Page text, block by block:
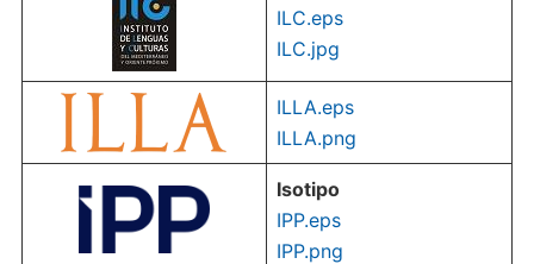
ILC.eps
ILC.jpg
ILLA.eps
ILLA.png
Isotipo
IPP.eps
IPP.png